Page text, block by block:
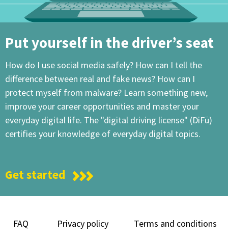
Put yourself in the driver’s seat
How do I use social media safely? How can I tell the
difference between real and fake news? How can I
protect myself from malware? Learn something new,
improve your career opportunities and master your
everyday digital life. The "digital driving license" (DiFü)
certifies your knowledge of everyday digital topics.
Get started
FAQ Privacy policy Terms and conditions